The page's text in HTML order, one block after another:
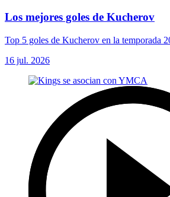
Los mejores goles de Kucherov
Top 5 goles de Kucherov en la temporada
16 jul. 2026